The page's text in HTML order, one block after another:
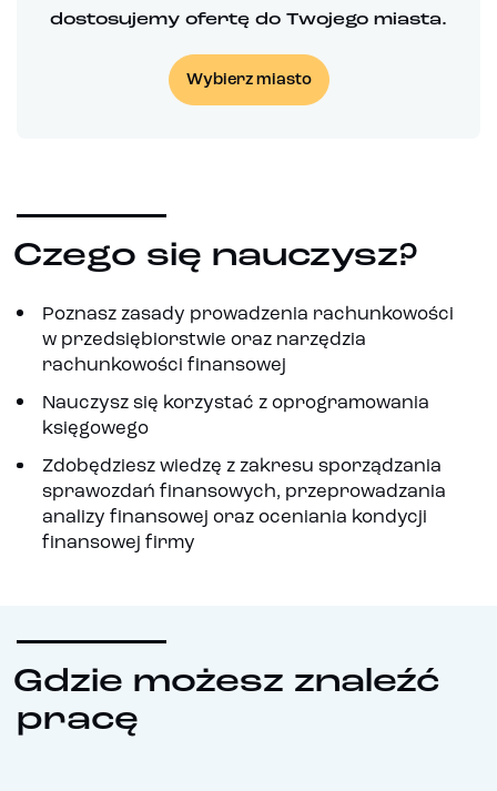
dostosujemy ofertę do Twojego miasta.
Wybierz miasto
Czego się nauczysz?
Poznasz zasady prowadzenia rachunkowości
w przedsiębiorstwie oraz narzędzia
rachunkowości finansowej
Nauczysz się korzystać z oprogramowania
księgowego
Zdobędziesz wiedzę z zakresu sporządzania
sprawozdań finansowych, przeprowadzania
analizy finansowej oraz oceniania kondycji
finansowej firmy
Gdzie możesz znaleźć
pracę